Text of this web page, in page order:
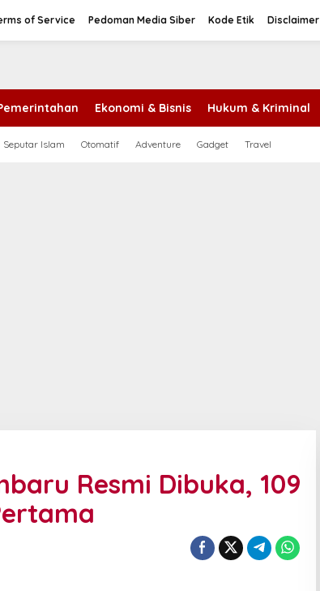
of Service Pedoman Media Siber Kode Etik Disclaimer
Ekonomi & Bisnis Hukum & Kriminal
Seputar Islam Otomatif Adventure Gadget Travel
Resmi Dibuka, 109